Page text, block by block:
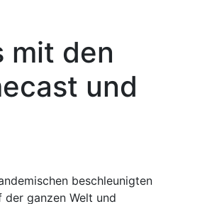
mit den
und
beschleunigten
ganzen Welt und